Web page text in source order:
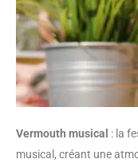
Vermouth musical : la
musical, créant une